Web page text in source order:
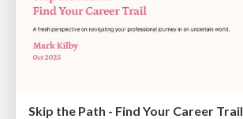
Skip the Path - Find Your Career Trail